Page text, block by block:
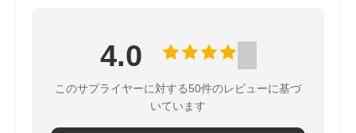
4.0
このサプライヤーに対する50件のレビューに基づ
いています